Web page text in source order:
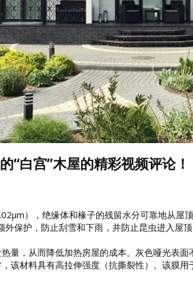
“白宫”木屋的精彩视频评论！
），绝缘体和椽子的残留水分可靠地从
保护，防止刮雪和下雨，并防止昆虫进入屋
量，从而降低加热房屋的成本。灰色哑光表
该材料具有高拉伸强度（抗撕裂性）。该膜用